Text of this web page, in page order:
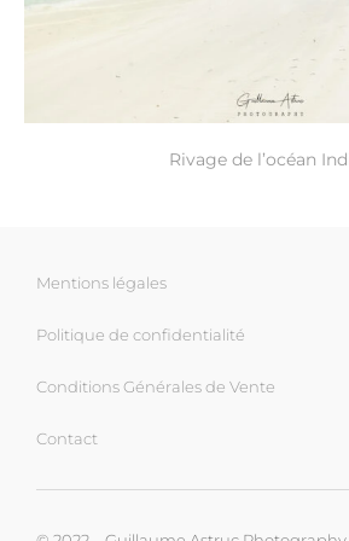
Rivage de l’océan
Mentions légales
Politique de confidentialité
Conditions Générales de Vente
Contact